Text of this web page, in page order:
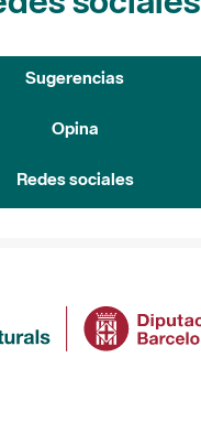
Sugerencias
Opina
Redes sociales